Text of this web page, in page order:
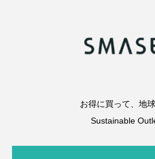
お得に買って、地球
Sustainable